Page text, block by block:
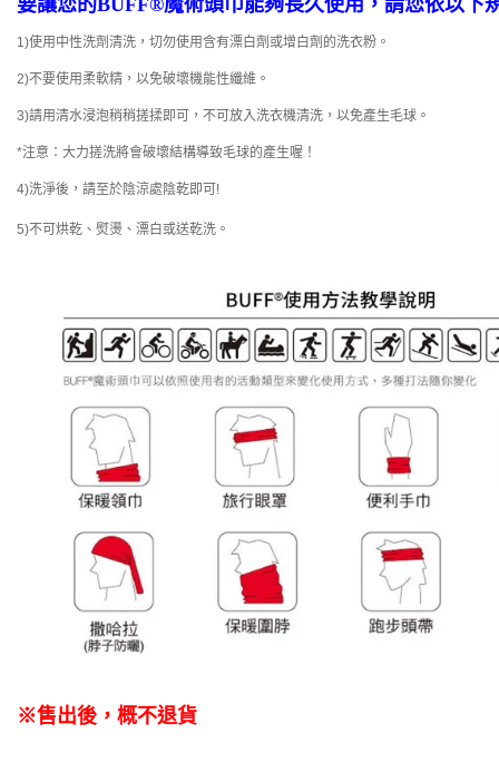
1)使用中性洗劑清洗，切勿使用含有漂白劑或增白劑的洗衣粉。
2)不要使用柔軟精，以免破壞機能性纖維。
3)請用清水浸泡稍稍搓揉即可，不可放入洗衣機清洗，以免產生毛球。
*注意：大力搓洗將會破壞結構導致毛球的產生喔！
4)洗淨後，請至於陰涼處陰乾即可!
5)不可烘乾、熨燙、漂白或送乾洗。
※售出後，概不退貨